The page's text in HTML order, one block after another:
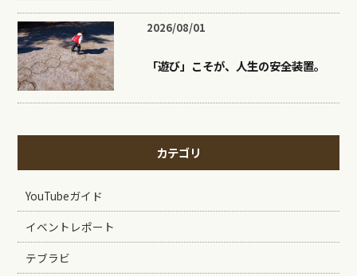
2026/08/01
「遊び」こそが、人生の安全装置。
カテゴリ
YouTubeガイド
イベントレポート
テブラビ